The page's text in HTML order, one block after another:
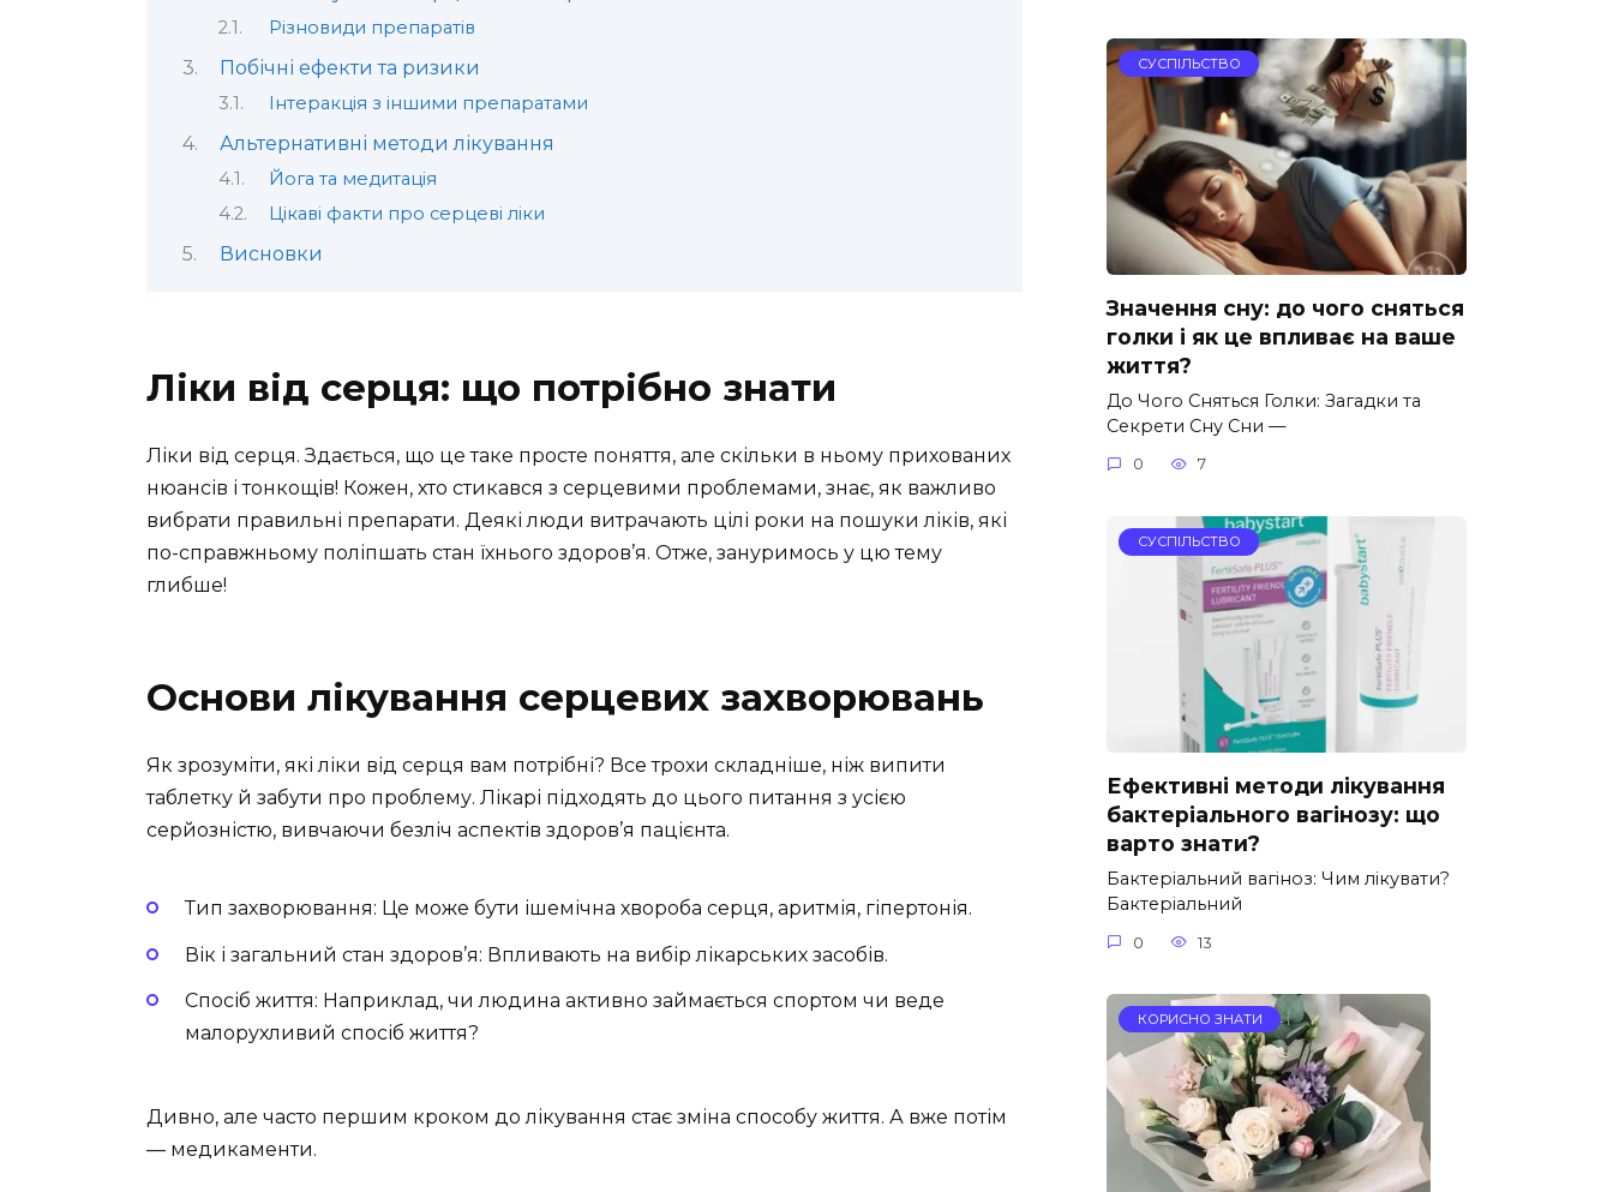
Різновиди препаратів
Побічні ефекти та ризики
Інтеракція з іншими препаратами
Альтернативні методи лікування
Йога та медитація
Цікаві факти про серцеві ліки
Висновки
Ліки від серця: що потрібно знати
Ліки від серця. Здається, що це таке просте поняття, але скільки в ньому прихованих
нюансів і тонкощів! Кожен, хто стикався з серцевими проблемами, знає, як важливо
вибрати правильні препарати. Деякі люди витрачають цілі роки на пошуки ліків, які
по-справжньому поліпшать стан їхнього здоров’я. Отже, зануримось у цю тему
глибше!
Основи лікування серцевих захворювань
Як зрозуміти, які ліки від серця вам потрібні? Все трохи складніше, ніж випити
таблетку й забути про проблему. Лікарі підходять до цього питання з усією
серйозністю, вивчаючи безліч аспектів здоров’я пацієнта.
Тип захворювання: Це може бути ішемічна хвороба серця, аритмія, гіпертонія.
Вік і загальний стан здоров’я: Впливають на вибір лікарських засобів.
Спосіб життя: Наприклад, чи людина активно займається спортом чи веде
малорухливий спосіб життя?
Дивно, але часто першим кроком до лікування стає зміна способу життя. А вже потім
— медикаменти.
СУСПІЛЬСТВО
Значення сну: до чого сняться
голки і як це впливає на ваше
життя?
До Чого Сняться Голки: Загадки та
Секрети Сну Сни —
0 7
СУСПІЛЬСТВО
Ефективні методи лікування
бактеріального вагінозу: що
варто знати?
Бактеріальний вагіноз: Чим лікувати?
Бактеріальний
0 13
КОРИСНО ЗНАТИ